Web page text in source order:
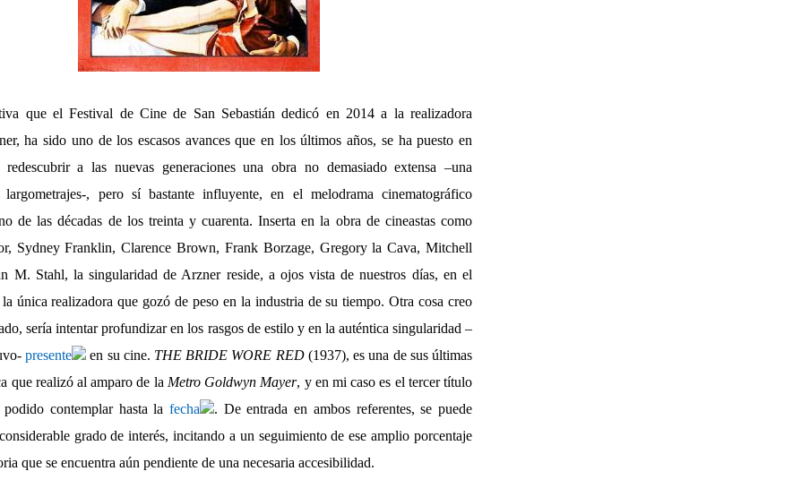
que el Festival de Cine de San Sebastián dedicó en 2014 a la realizadora
ha sido uno de los escasos avances que en los últimos años, se ha puesto en
redescubrir a las nuevas generaciones una obra no demasiado extensa –una
largometrajes-, pero sí bastante influyente, en el melodrama cinematográfico
de las décadas de los treinta y cuarenta. Inserta en la obra de cineastas como
Sydney Franklin, Clarence Brown, Frank Borzage, Gregory la Cava, Mitchell
M. Stahl, la singularidad de Arzner reside, a ojos vista de nuestros días, en el
única realizadora que gozó de peso en la industria de su tiempo. Otra cosa creo
sería intentar profundizar en los rasgos de estilo y en la auténtica singularidad –
presente en su cine. THE BRIDE WORE RED(1937), es una de sus últimas
que realizó al amparo de la Metro Goldwyn Mayer, y en mi caso es el tercer título
contemplar hasta la fecha
. De entrada en ambos referentes, se puede
grado de interés, incitando a un seguimiento de ese amplio porcentaje
que se encuentra aún pendiente de una necesaria accesibilidad.